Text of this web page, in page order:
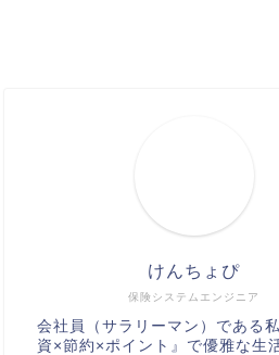
保険システムエンジニア
けんちょぴ
会社員（サラリーマン）である
資×節約×ポイント』で優雅な生